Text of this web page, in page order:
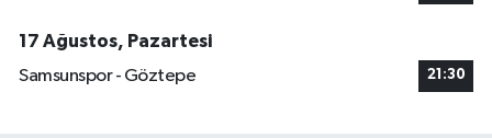
17 Ağustos, Pazartesi
Samsunspor - Göztepe
21:30